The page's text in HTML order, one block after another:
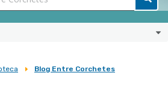
Blog Entre Corchetes